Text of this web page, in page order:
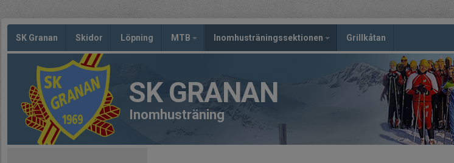
SK Granan Skidor Löpning MTB Inomhusträningssektionen Grillkåtan
SK GRANAN
Inomhusträning